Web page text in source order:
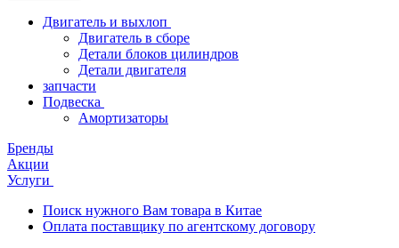
Двигатель и выхлоп
Двигатель в сборе
Детали блоков цилиндров
Детали двигателя
запчасти
Подвеска
Амортизаторы
Бренды
Акции
Услуги
Поиск нужного Вам товара в Китае
Оплата поставщику по агентскому договору